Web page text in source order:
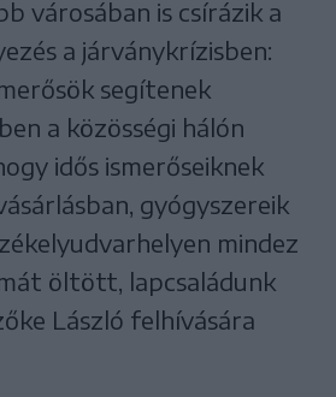
városában is csírázik a
a járványkrízisben:
segítenek
a közösségi hálón
idős ismerőseiknek
gyógyszereik
mindez
öltött, lapcsaládunk
László felhívására